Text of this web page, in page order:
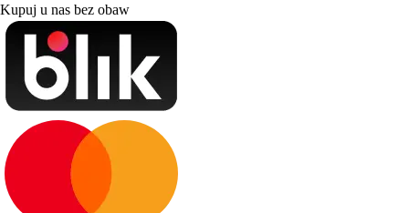
Kupuj u nas bez obaw